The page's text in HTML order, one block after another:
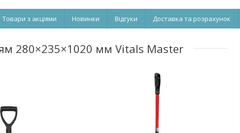
Товари з акціями Новинки Відгуки Доставка та розрахунок
280×235×1020 мм Vitals Master